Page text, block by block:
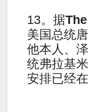
13。据
美国总统
他本人、
统弗拉基
安排已经